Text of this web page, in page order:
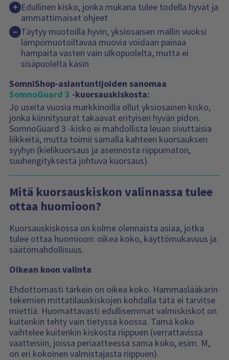
+ Edullinen kisko, jonka mukana tulee todella hyvät ja
ammattimaiset ohjeet
– Täytyy muotoilla hyvin, yksiosaisen mallin vuoksi
lämpömuotoiltavaa muovia voidaan painaa
hampaita vasten vain ulkopuolelta, mutta ei
sisäpuolelta käsin
SomniShop-asiantuntijoiden sanomaa
SomnoGuard 3 -kuorsauskiskosta:
Jo useita vuosia markkinoilla ollut yksiosainen kisko,
jonka kiinnitysurat takaavat erityisen hyvän pidon.
SomnoGuard 3 -kisko ei mahdollista leuan sivuttaisia
liikkeitä, mutta toimii samalla kahteen kuorsauksen
syyhyn (kielikuorsaus ja asennosta riippumaton,
suuhengityksestä johtuva kuorsaus).
Mitä kuorsauskiskon valinnassa tulee
ottaa huomioon?
Kuorsauskiskossa on kolme olennaista asiaa, jotka
tulee ottaa huomioon: oikea koko, käyttömukavuus ja
säätömahdollisuus.
Oikean koon valinta
Ehdottomasti tärkein on oikea koko. Hammaslääkärin
tekemien mittatilauskiskojen kohdalla tätä ei tarvitse
miettiä. Huomattavasti edullisemmat valmiskiskot on
kuitenkin tehty vain tietyssä koossa. Tämä koko
vaihtelee kuitenkin kiskosta riippuen (verrattavissa
vaatteisiin, joissa periaatteessa sama koko, esim. M,
on eri kokoinen valmistajasta riippuen).